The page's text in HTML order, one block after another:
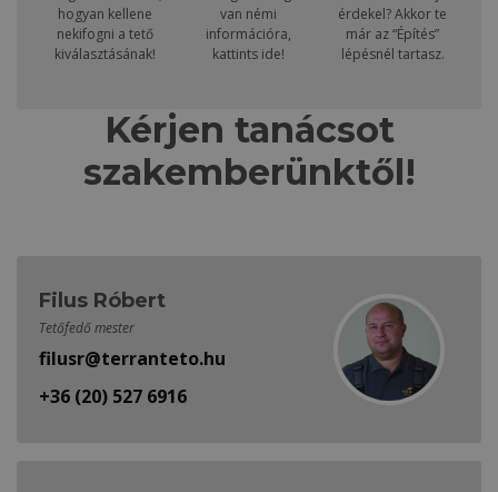
hogyan kellene
nekifogni a tető
kiválasztásának!
van némi
információra,
kattints ide!
érdekel? Akkor te
már az “Építés”
lépésnél tartasz.
Kérjen tanácsot
szakemberünktől!
Filus Róbert
Tetőfedő mester
filusr@terranteto.hu
+36 (20) 527 6916